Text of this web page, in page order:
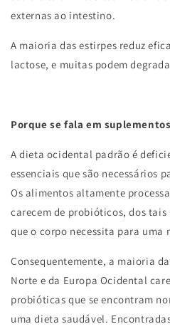
externas ao intestino.
A maioria das estirpes reduz
lactose, e muitas podem
Porque se fala em
A dieta ocidental padrão é
essenciais que são necessários
Os alimentos altamente
carecem de probióticos, dos
que o corpo necessita para
Consequentemente, a maioria
Norte e da Europa Ocidental
probióticas que se encontram
uma dieta saudável.